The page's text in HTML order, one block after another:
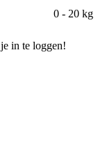
0 - 20 kg
in te loggen!